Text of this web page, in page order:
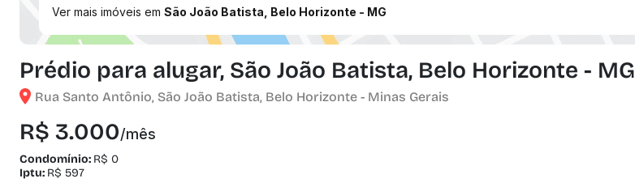
Ver mais imóveis em São João Batista, Belo Horizonte - MG
Prédio para alugar, São João Batista, Belo Horizonte - MG
Rua Santo Antônio, São João Batista, Belo Horizonte - Minas Gerais
R$ 3.000/mês
Condomínio: R$ 0
Iptu: R$ 597